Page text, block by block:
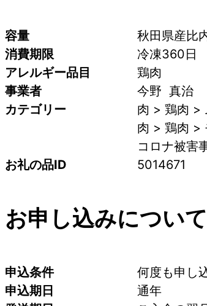
容量
秋田県産比
消費期限
冷凍360日
アレルギー品目
鶏肉
事業者
今野  真治
カテゴリー
肉 > 鶏肉 >
肉 > 鶏肉 >
コロナ被害
お礼の品ID
5014671
お申し込みについて
申込条件
何度も申し
申込期日
通年